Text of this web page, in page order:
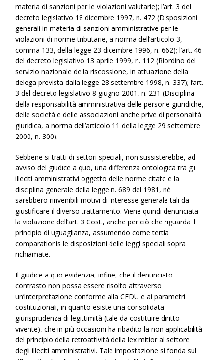
materia di sanzioni per le violazioni valutarie); l’art. 3 del
decreto legislativo 18 dicembre 1997, n. 472 (Disposizioni
generali in materia di sanzioni amministrative per le
violazioni di norme tributarie, a norma dell’articolo 3,
comma 133, della legge 23 dicembre 1996, n. 662); l’art. 46
del decreto legislativo 13 aprile 1999, n. 112 (Riordino del
servizio nazionale della riscossione, in attuazione della
delega prevista dalla legge 28 settembre 1998, n. 337); l’art.
3 del decreto legislativo 8 giugno 2001, n. 231 (Disciplina
della responsabilità amministrativa delle persone giuridiche,
delle società e delle associazioni anche prive di personalità
giuridica, a norma dell’articolo 11 della legge 29 settembre
2000, n. 300).
Sebbene si tratti di settori speciali, non sussisterebbe, ad
avviso del giudice a quo, una differenza ontologica tra gli
illeciti amministrativi oggetto delle norme citate e la
disciplina generale della legge n. 689 del 1981, né
sarebbero rinvenibili motivi di interesse generale tali da
giustificare il diverso trattamento. Viene quindi denunciata
la violazione dell’art. 3 Cost., anche per ciò che riguarda il
principio di uguaglianza, assumendo come tertia
comparationis le disposizioni delle leggi speciali sopra
richiamate.
Il giudice a quo evidenzia, infine, che il denunciato
contrasto non possa essere risolto attraverso
un’interpretazione conforme alla CEDU e ai parametri
costituzionali, in quanto esiste una consolidata
giurisprudenza di legittimità (tale da costituire diritto
vivente), che in più occasioni ha ribadito la non applicabilità
del principio della retroattività della lex mitior al settore
degli illeciti amministrativi. Tale impostazione si fonda sul